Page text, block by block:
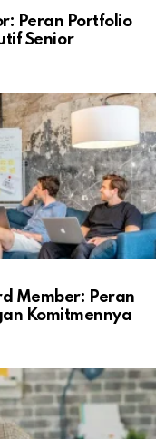
Peran Portfolio
Senior
Member: Peran
Komitmennya